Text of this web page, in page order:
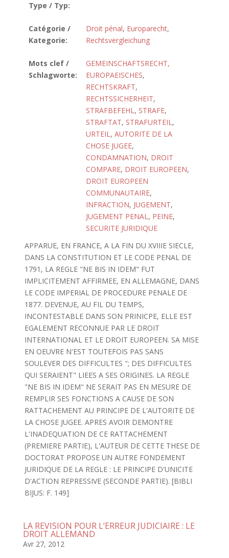
Type / Typ:
Catégorie /
Kategorie:
Droit pénal, Europarecht,
Rechtsvergleichung
Mots clef /
Schlagworte:
GEMEINSCHAFTSRECHT,
EUROPAEISCHES,
RECHTSKRAFT,
RECHTSSICHERHEIT,
STRAFBEFEHL, STRAFE,
STRAFTAT, STRAFURTEIL,
URTEIL, AUTORITE DE LA
CHOSE JUGEE,
CONDAMNATION, DROIT
COMPARE, DROIT EUROPEEN,
DROIT EUROPEEN
COMMUNAUTAIRE,
INFRACTION, JUGEMENT,
JUGEMENT PENAL, PEINE,
SECURITE JURIDIQUE
APPARUE, EN FRANCE, A LA FIN DU XVIIIE SIECLE,
DANS LA CONSTITUTION ET LE CODE PENAL DE
1791, LA REGLE "NE BIS IN IDEM" FUT
IMPLICITEMENT AFFIRMEE, EN ALLEMAGNE, DANS
LE CODE IMPERIAL DE PROCEDURE PENALE DE
1877. DEVENUE, AU FIL DU TEMPS,
INCONTESTABLE DANS SON PRINICPE, ELLE EST
EGALEMENT RECONNUE PAR LE DROIT
INTERNATIONAL ET LE DROIT EUROPEEN. SA MISE
EN OEUVRE N'EST TOUTEFOIS PAS SANS
SOULEVER DES DIFFICULTES "; DES DIFFICULTES
QUI SERAIENT" LIEES A SES ORIGINES. LA REGLE
"NE BIS IN IDEM" NE SERAIT PAS EN MESURE DE
REMPLIR SES FONCTIONS A CAUSE DE SON
RATTACHEMENT AU PRINCIPE DE L'AUTORITE DE
LA CHOSE JUGEE. APRES AVOIR DEMONTRE
L'INADEQUATION DE CE RATTACHEMENT
(PREMIERE PARTIE), L'AUTEUR DE CETTE THESE DE
DOCTORAT PROPOSE UN AUTRE FONDEMENT
JURIDIQUE DE LA REGLE : LE PRINCIPE D'UNICITE
D'ACTION REPRESSIVE (SECONDE PARTIE). [BIBLI
BIJUS: F. 149]
LA REVISION POUR L’ERREUR JUDICIAIRE : LE
DROIT ALLEMAND
Avr 27, 2012